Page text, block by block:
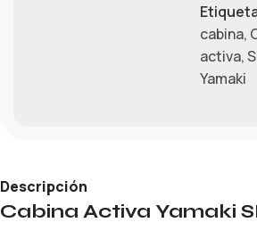
cabina,
activa,
Yamaki
Descripción
Cabina Activa Yamaki